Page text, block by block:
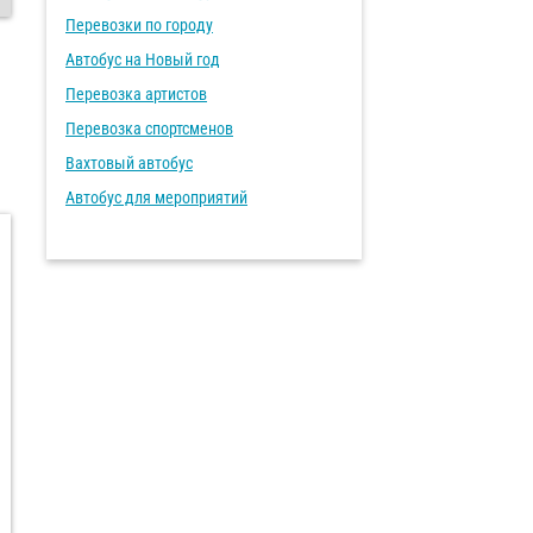
Перевозки по городу
Автобус на Новый год
Перевозка артистов
Перевозка спортсменов
Вахтовый автобус
Автобус для мероприятий